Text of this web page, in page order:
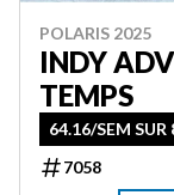
POLARIS 2025
INDY
TEMPS
64.16/SEM SUR
7058